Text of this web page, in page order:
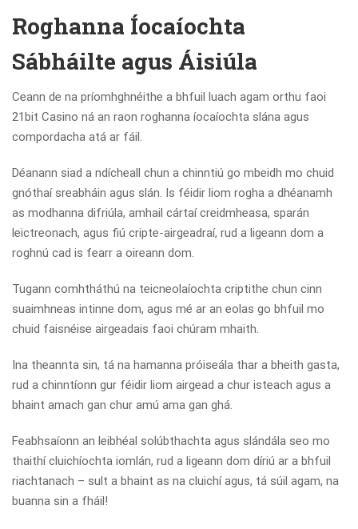
Roghanna Íocaíochta
Sábháilte agus Áisiúla
Ceann de na príomhghnéithe a bhfuil luach agam orthu faoi
21bit Casino ná an raon roghanna íocaíochta slána agus
compordacha atá ar fáil.
Déanann siad a ndícheall chun a chinntiú go mbeidh mo chuid
gnóthaí sreabháin agus slán. Is féidir liom rogha a dhéanamh
as modhanna difriúla, amhail cártaí creidmheasa, sparán
leictreonach, agus fiú cripte-airgeadraí, rud a ligeann dom a
roghnú cad is fearr a oireann dom.
Tugann comhtháthú na teicneolaíochta criptithe chun cinn
suaimhneas intinne dom, agus mé ar an eolas go bhfuil mo
chuid faisnéise airgeadais faoi chúram mhaith.
Ina theannta sin, tá na hamanna próiseála thar a bheith gasta,
rud a chinntíonn gur féidir liom airgead a chur isteach agus a
bhaint amach gan chur amú ama gan ghá.
Feabhsaíonn an leibhéal solúbthachta agus slándála seo mo
thaithí cluichíochta iomlán, rud a ligeann dom díriú ar a bhfuil
riachtanach – sult a bhaint as na cluichí agus, tá súil agam, na
buanna sin a fháil!